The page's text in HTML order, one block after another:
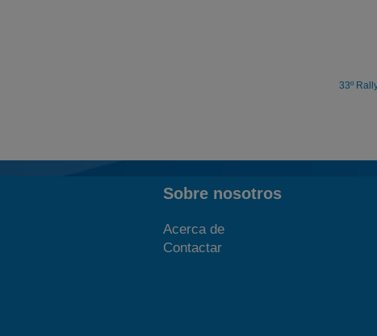
33º
Sobre nosotros
Acerca de
Contactar